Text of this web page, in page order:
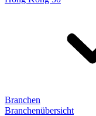
Branchen
Branchenübersicht